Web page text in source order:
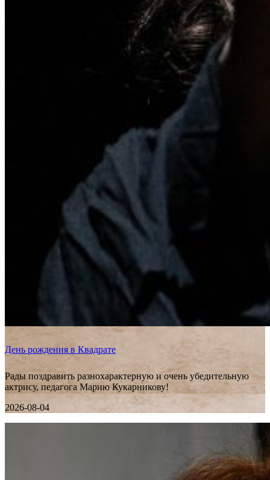
День рождения в Квадрате
Рады поздравить разнохарактерную и очень убедительную
актрису, педагога Марию Кукарникову!
2026-08-04